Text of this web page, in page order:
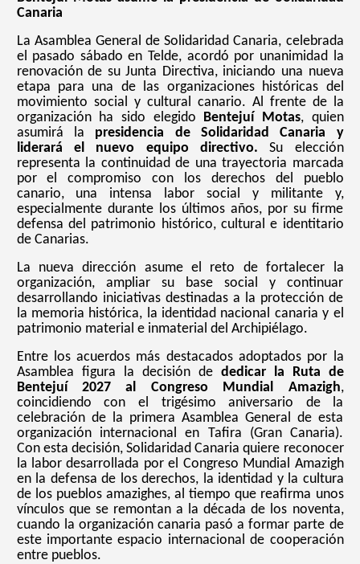
Canaria
La Asamblea General de Solidaridad Canaria, celebrada
el pasado sábado en Telde, acordó por unanimidad la
renovación de su Junta Directiva, iniciando una nueva
etapa para una de las organizaciones históricas del
movimiento social y cultural canario. Al frente de la
organización ha sido elegido Bentejuí Motas, quien
asumirá la presidencia de Solidaridad Canaria y
liderará el nuevo equipo directivo.Su elección
representa la continuidad de una trayectoria marcada
por el compromiso con los derechos del pueblo
canario, una intensa labor social y militante y,
especialmente durante los últimos años, por su firme
defensa del patrimonio histórico, cultural e identitario
de Canarias.
La nueva dirección asume el reto de fortalecer la
organización, ampliar su base social y continuar
desarrollando iniciativas destinadas a la protección de
la memoria histórica, la identidad nacional canaria y el
patrimonio material e inmaterial del Archipiélago.
Entre los acuerdos más destacados adoptados por la
Asamblea figura la decisión de dedicar la Ruta de
Bentejuí 2027 al Congreso Mundial Amazigh,
coincidiendo con el trigésimo aniversario de la
celebración de la primera Asamblea General de esta
organización internacional en Tafira (Gran Canaria).
Con esta decisión, Solidaridad Canaria quiere reconocer
la labor desarrollada por el Congreso Mundial Amazigh
en la defensa de los derechos, la identidad y la cultura
de los pueblos amazighes, al tiempo que reafirma unos
vínculos que se remontan a la década de los noventa,
cuando la organización canaria pasó a formar parte de
este importante espacio internacional de cooperación
entre pueblos.